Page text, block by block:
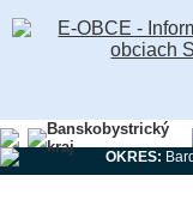
Banskobystrický
kraj
OKRES: